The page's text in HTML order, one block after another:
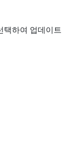
택하여 업데이트